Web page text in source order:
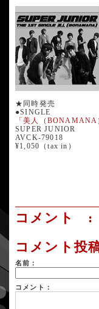
★同時発売
●SINGLE
「美人（BONAMANA
SUPER JUNIOR
AVCK-79018
¥1,050（tax in）
コメント :
コメント投
名前：
コメント：